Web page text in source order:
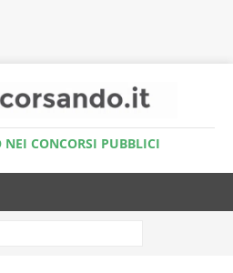
CONCORSI PUBBLICI